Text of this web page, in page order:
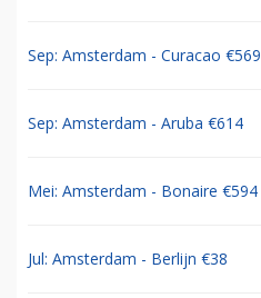
Sep: Amsterdam - Curacao €569
Sep: Amsterdam - Aruba €614
Mei: Amsterdam - Bonaire €594
Jul: Amsterdam - Berlijn €38